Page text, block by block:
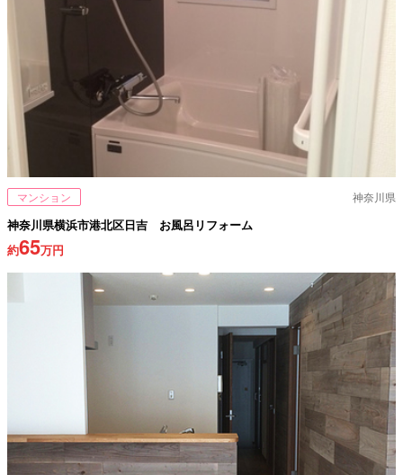
マンション 神奈川県
神奈川県横浜市港北区日吉 お風呂リフォーム
約65万円